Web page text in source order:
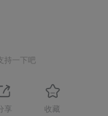
持一下吧
享 收藏